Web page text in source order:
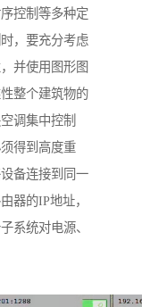
控制等多种定
，要充分考虑
并使用图形图
整个建筑物的
调集中控制
得到高度重
备连接到同一
器的IP地址，
系统对电源、